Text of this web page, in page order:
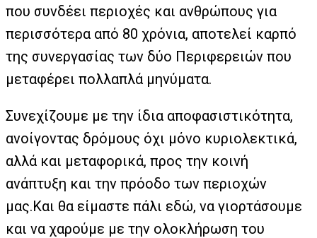
που συνδέει περιοχές και ανθρώπους για
περισσότερα από 80 χρόνια, αποτελεί καρπό
της συνεργασίας των δύο Περιφερειών που
μεταφέρει πολλαπλά μηνύματα.
Συνεχίζουμε με την ίδια αποφασιστικότητα,
ανοίγοντας δρόμους όχι μόνο κυριολεκτικά,
αλλά και μεταφορικά, προς την κοινή
ανάπτυξη και την πρόοδο των περιοχών
μας.Και θα είμαστε πάλι εδώ, να γιορτάσουμε
και να χαρούμε με την ολοκλήρωση του